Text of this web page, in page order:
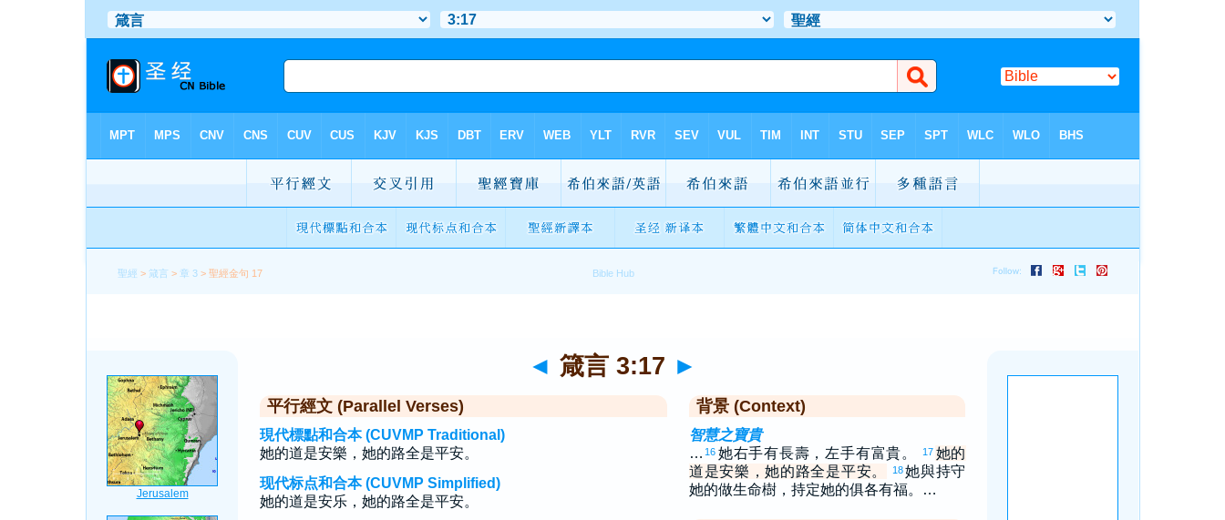
聖經 >箴言 > 章 3 > 聖經金句 17
◄ 箴言 3:17 ►
平行經文 (Parallel Verses)
現代標點和合本 (CUVMP Traditional)
她的道是安樂，她的路全是平安。
现代标点和合本 (CUVMP Simplified)
她的道是安乐，她的路全是平安。
背景 (Context)
智慧之寶貴
… 16 她右手有長壽，左手有富貴。 17 她的
道是安樂，她的路全是平安。
18她與持守
她的做生命樹，持定她的俱各有福。…